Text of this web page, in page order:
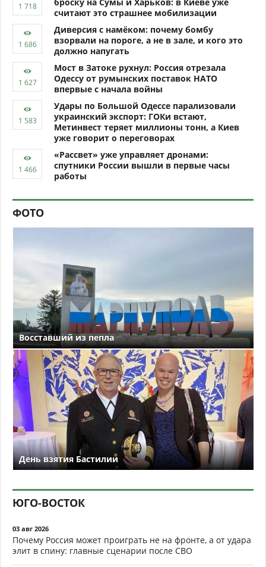
считают это страшнее мобилизации
Диверсия с намёком: почему бомбу
взорвали на пороге, а не в зале, и кого это
должно напугать
Мост в Затоке рухнул: Россия отрезала
Одессу от румынских поставок НАТО
впервые с начала войны
Удары по Большой Одессе парализовали
украинский экспорт: ГОКи встают,
Метинвест теряет миллионы тонн, а Киев
уже говорит о переговорах
«Рассвет» уже управляет дронами:
спутники России вышли в первые часы
работы
ФОТО
Восставший из пепла
День взятия Бастилии
ЮГО-ВОСТОК
03 авг 2026
Почему Россия может проиграть не на фронте, а от удара
элит в спину: главные сценарии после СВО